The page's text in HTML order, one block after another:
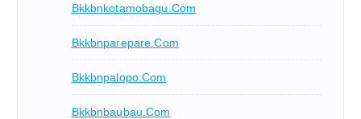
Bkkbnkotamobagu.com
Bkkbnparepare.com
Bkkbnpalopo.com
Bkkbnbaubau.com